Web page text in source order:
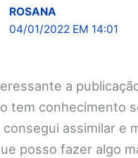
ROSANA
04/01/2022 EM 14:01
a
tem conhecimento
assimilar e
posso fazer algo